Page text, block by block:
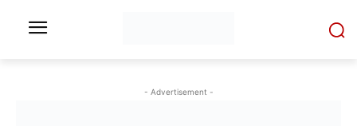
- Advertisement -